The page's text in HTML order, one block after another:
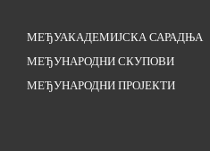
МЕЂУАКАДЕМИЈСКА САРАДЊА
МЕЂУНАРОДНИ СКУПОВИ
МЕЂУНАРОДНИ ПРОЈЕКТИ